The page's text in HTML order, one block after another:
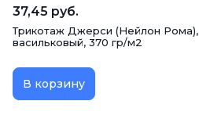
37,45 руб.
Трикотаж Джерси (Нейлон Рома),
васильковый, 370 гр/м2
В корзину